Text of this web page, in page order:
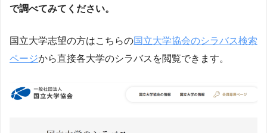
で調べてみてください。
国立大学志望の方はこちらの国立大学協会のシラバス検索
ページから直接各大学のシラバスを閲覧できます。